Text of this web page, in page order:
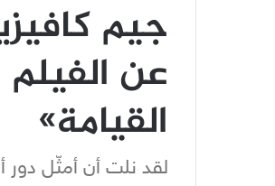
جيم
عن الفيلم
القيامة»
لقد نلت أن أمثّل